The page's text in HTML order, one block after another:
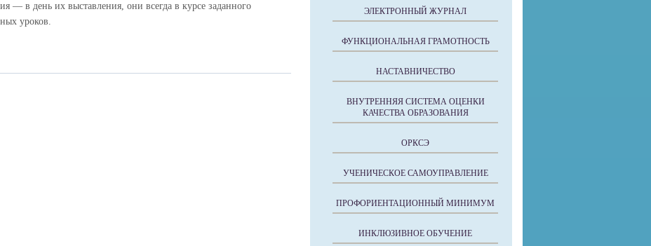
— в день их выставления, они всегда в курсе заданного
уроков.
ЭЛЕКТРОННЫЙ ЖУРНАЛ
ФУНКЦИОНАЛЬНАЯ ГРАМОТНОСТЬ
НАСТАВНИЧЕСТВО
ВНУТРЕННЯЯ СИСТЕМА ОЦЕНКИ
КАЧЕСТВА ОБРАЗОВАНИЯ
ОРКСЭ
УЧЕНИЧЕСКОЕ САМОУПРАВЛЕНИЕ
ПРОФОРИЕНТАЦИОННЫЙ МИНИМУМ
ИНКЛЮЗИВНОЕ ОБУЧЕНИЕ